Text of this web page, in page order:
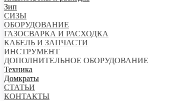
Зип
СИЗЫ
ОБОРУДОВАНИЕ
ГАЗОСВАРКА И РАСХОДКА
КАБЕЛЬ И ЗАПЧАСТИ
ИНСТРУМЕНТ
ДОПОЛНИТЕЛЬНОЕ ОБОРУДОВАНИЕ
Техника
Домкраты
СТАТЬИ
КОНТАКТЫ